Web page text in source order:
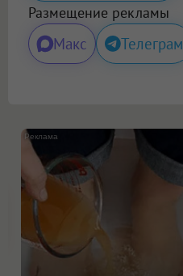
Размещение рекламы
Макс Телеграм